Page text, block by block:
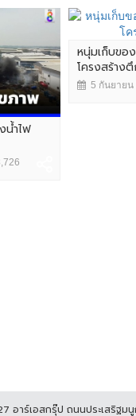
น้ำไฟ
หนุ่มเก็บของ
โครงสร้างตึ
5 กันยายน
อาร์เอสกรุ๊ป ถนนประเสริฐ